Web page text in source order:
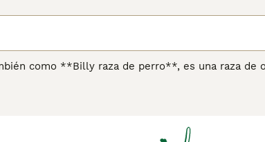
como **Billy raza de perro**, es una raza de
un peso que varía entre 25 y 32 kg. Su pelaje es
en terrenos difíciles, aunque es
la familia, pero debido a su alta energía y